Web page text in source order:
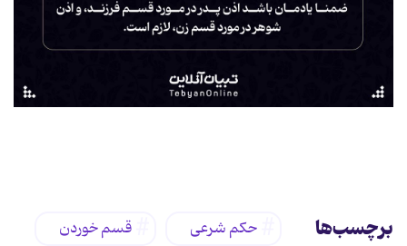
برچسب‌ها حکم شرعی قسم خوردن